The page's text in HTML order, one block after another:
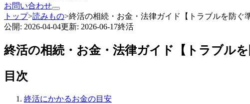
お問い合わせ
トップ>読みもの>終活の相続・お金・法律ガイド【トラブルを防ぐ
公開: 2026-04-04更新: 2026-06-17終活
終活の相続・お金・法律ガイド【トラブルを
目次
終活にかかるお金の目安